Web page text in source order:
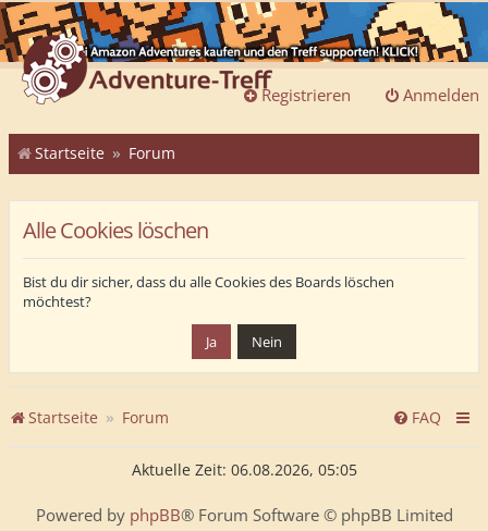
Anmelden
Registrieren
Startseite Forum
Alle Cookies löschen
Bist du dir sicher, dass du alle Cookies des Boards löschen
möchtest?
Startseite Forum FAQ
Aktuelle Zeit: 06.08.2026, 05:05
Powered by phpBB® Forum Software © phpBB Limited